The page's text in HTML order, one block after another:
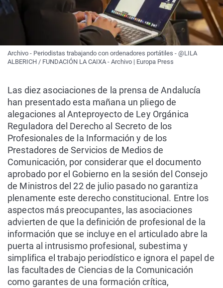
Archivo - Periodistas trabajando con ordenadores portátiles - @LILA
ALBERICH / FUNDACIÓN LA CAIXA - Archivo | Europa Press
Las diez asociaciones de la prensa de Andalucía
han presentado esta mañana un pliego de
alegaciones al Anteproyecto de Ley Orgánica
Reguladora del Derecho al Secreto de los
Profesionales de la Información y de los
Prestadores de Servicios de Medios de
Comunicación, por considerar que el documento
aprobado por el Gobierno en la sesión del Consejo
de Ministros del 22 de julio pasado no garantiza
plenamente este derecho constitucional. Entre los
aspectos más preocupantes, las asociaciones
advierten de que la definición de profesional de la
información que se incluye en el articulado abre la
puerta al intrusismo profesional, subestima y
simplifica el trabajo periodístico e ignora el papel de
las facultades de Ciencias de la Comunicación
como garantes de una formación crítica,